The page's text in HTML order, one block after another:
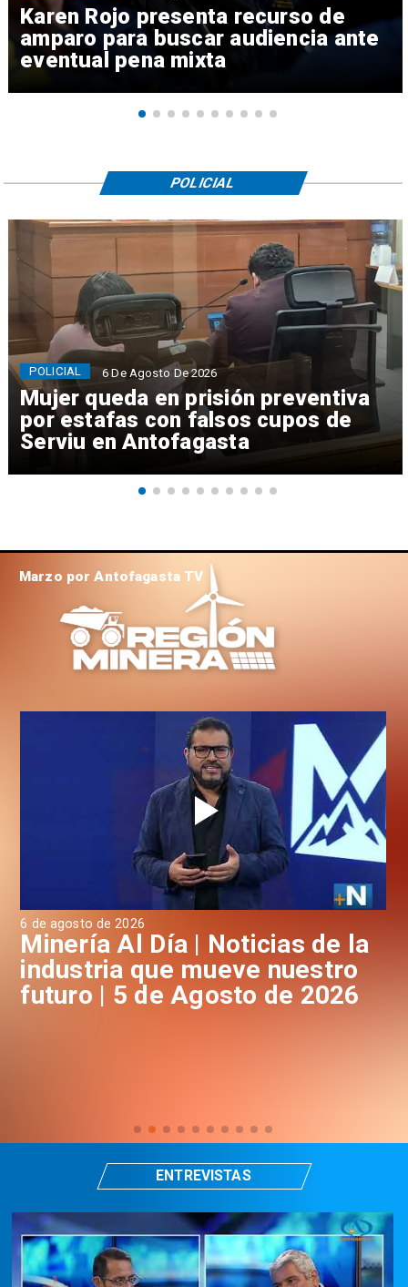
Karen Rojo presenta recurso de
amparo para buscar audiencia ante
eventual pena mixta
Mujer queda en prisión preventiva
por estafas con falsos cupos de
Serviu en Antofagasta
POLICIAL 6 De Agosto De 2026
POLICIAL
6 de agosto de 2026
Minería Al Día | Noticias de la
industria que mueve nuestro
futuro | 5 de Agosto de 2026
Marzo por Antofagasta TV
ENTREVISTAS